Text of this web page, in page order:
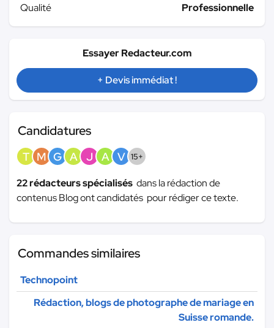
Qualité
Professionnelle
Essayer Redacteur.com
+ Devis immédiat !
Candidatures
T M G A J A V 15+
22 rédacteurs spécialisés dans la rédaction de
contenus Blog ont candidatés pour rédiger ce texte.
Commandes similaires
Technopoint
Rédaction, blogs de photographe de mariage en
Suisse romande.